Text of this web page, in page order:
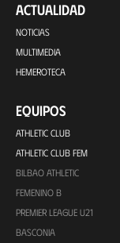
ACTUALIDAD
NOTICIAS
MULTIMEDIA
HEMEROTECA
EQUIPOS
ATHLETIC CLUB
ATHLETIC CLUB FEM
BILBAO ATHLETIC
FEMENINO B
PREMIER LEAGUE U21
BASCONIA